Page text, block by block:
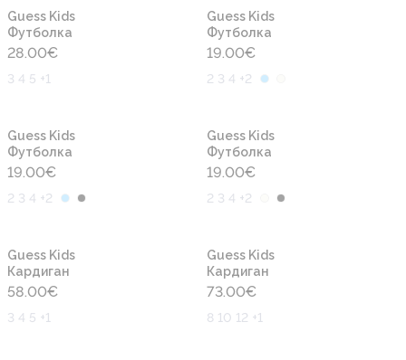
Guess Kids
Футболка
28.00€
3 4 5 +1
Guess Kids
Футболка
19.00€
2 3 4 +2
Guess Kids
Футболка
19.00€
2 3 4 +2
Guess Kids
Футболка
19.00€
2 3 4 +2
Guess Kids
Кардиган
58.00€
3 4 5 +1
Guess Kids
Кардиган
73.00€
8 10 12 +1